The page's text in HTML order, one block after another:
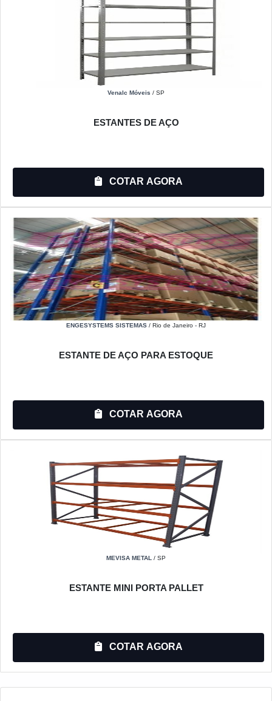
Venalc Móveis / SP
ESTANTES DE AÇO
COTAR AGORA
ENGESYSTEMS SISTEMAS / Rio de Janeiro - RJ
ESTANTE DE AÇO PARA ESTOQUE
COTAR AGORA
MEVISA METAL / SP
ESTANTE MINI PORTA PALLET
COTAR AGORA